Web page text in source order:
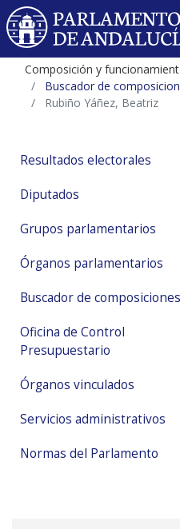
Composición y
Buscador de
Rubiño Yáñez, Beatriz
Resultados electorales
Diputados
Grupos parlamentarios
Órganos parlamentarios
Buscador de composiciones
Oficina de Control
Presupuestario
Órganos vinculados
Servicios administrativos
Normas del Parlamento